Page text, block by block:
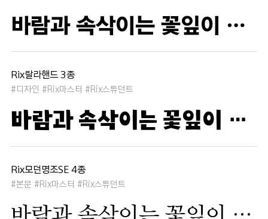
바람과 속삭이는 꽃잎이 춤추듯 하늘을 날아 새처럼 꿈은 자유롭고 별빛처럼 빛나 새벽의 고요함 속에서 겨울 눈처럼 순수한 열정은 봄을 부른다
Rix랄라핸드 3종
#디자인 #Rix마스터 #Rix스튜던트
바람과 속삭이는 꽃잎이 춤추듯 하늘을 날아 새처럼 꿈은 자유롭고 별빛처럼 빛나 새벽의 고요함 속에서 겨울 눈처럼 순수한 열정은 봄을 부른다
Rix모던명조SE 4종
#본문 #Rix마스터 #Rix스튜던트